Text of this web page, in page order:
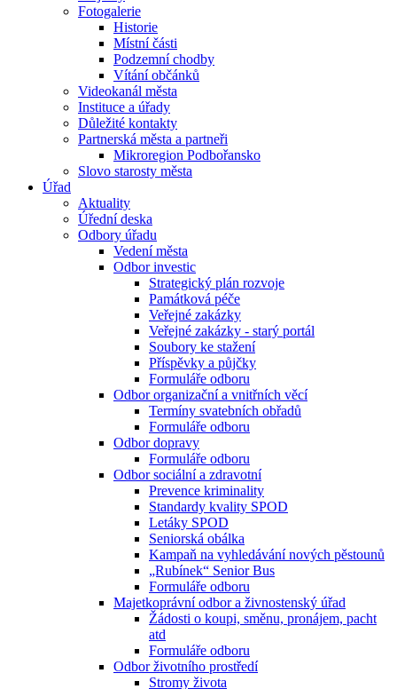
Fotogalerie
Historie
Místní části
Podzemní chodby
Vítání občánků
Videokanál města
Instituce a úřady
Důležité kontakty
Partnerská města a partneři
Mikroregion Podbořansko
Slovo starosty města
Úřad
Aktuality
Úřední deska
Odbory úřadu
Vedení města
Odbor investic
Strategický plán rozvoje
Památková péče
Veřejné zakázky
Veřejné zakázky - starý portál
Soubory ke stažení
Příspěvky a půjčky
Formuláře odboru
Odbor organizační a vnitřních věcí
Termíny svatebních obřadů
Formuláře odboru
Odbor dopravy
Formuláře odboru
Odbor sociální a zdravotní
Prevence kriminality
Standardy kvality SPOD
Letáky SPOD
Seniorská obálka
Kampaň na vyhledávání nových pěstounů
„Rubínek“ Senior Bus
Formuláře odboru
Majetkoprávní odbor a živnostenský úřad
Žádosti o koupi, směnu, pronájem, pacht
atd
Formuláře odboru
Odbor životního prostředí
Stromy života